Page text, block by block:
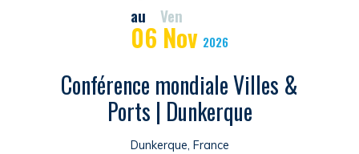
au Ven
06 Nov 2026
Conférence mondiale Villes &
Ports | Dunkerque
Dunkerque, France